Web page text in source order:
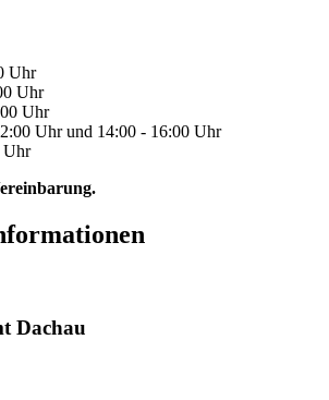
Uhr
Uhr
Uhr
Uhr und 14:00 - 16:00 Uhr
Uhr
Dachau